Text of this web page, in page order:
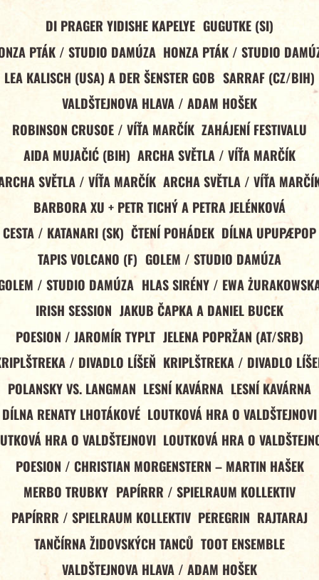
DI PRAGER YIDISHE KAPELYE GUGUTKE (SI)
PTÁK / STUDIO DAMÚZA HONZA PTÁK / STUDIO
LEA KALISCH (USA) A DER ŠENSTER GOB SARRAF (CZ/BIH)
VALDŠTEJNOVA HLAVA / ADAM HOŠEK
ROBINSON CRUSOE / VÍŤA MARČÍK ZAHÁJENÍ FESTIVALU
AIDA MUJAČIĆ (BIH) ARCHA SVĚTLA / VÍŤA MARČÍK
SVĚTLA / VÍŤA MARČÍK ARCHA SVĚTLA / VÍŤA
BARBORA XU + PETR TICHÝ A PETRA JELÉNKOVÁ
CESTA / KATANARI (SK) ČTENÍ POHÁDEK DÍLNA UPUPÆPOP
TAPIS VOLCANO (F) GOLEM / STUDIO DAMÚZA
/ STUDIO DAMÚZA HLAS SIRÉNY / EWA
IRISH SESSION JAKUB ČAPKA A DANIEL BUCEK
POESION / JAROMÍR TYPLT JELENA POPRŽAN (AT/SRB)
/ DIVADLO LÍŠEŇ KRIPLŠTREKA / DIVADLO
POLANSKY VS. LANGMAN LESNÍ KAVÁRNA LESNÍ KAVÁRNA
DÍLNA RENATY LHOTÁKOVÉ LOUTKOVÁ HRA O VALDŠTEJNOVI
HRA O VALDŠTEJNOVI LOUTKOVÁ HRA O
POESION / CHRISTIAN MORGENSTERN – MARTIN HAŠEK
MERBO TRUBKY PAPÍRRR / SPIELRAUM KOLLEKTIV
PAPÍRRR / SPIELRAUM KOLLEKTIV PEREGRIN RAJTARAJ
TANČÍRNA ŽIDOVSKÝCH TANCŮ TOOT ENSEMBLE
VALDŠTEJNOVA HLAVA / ADAM HOŠEK